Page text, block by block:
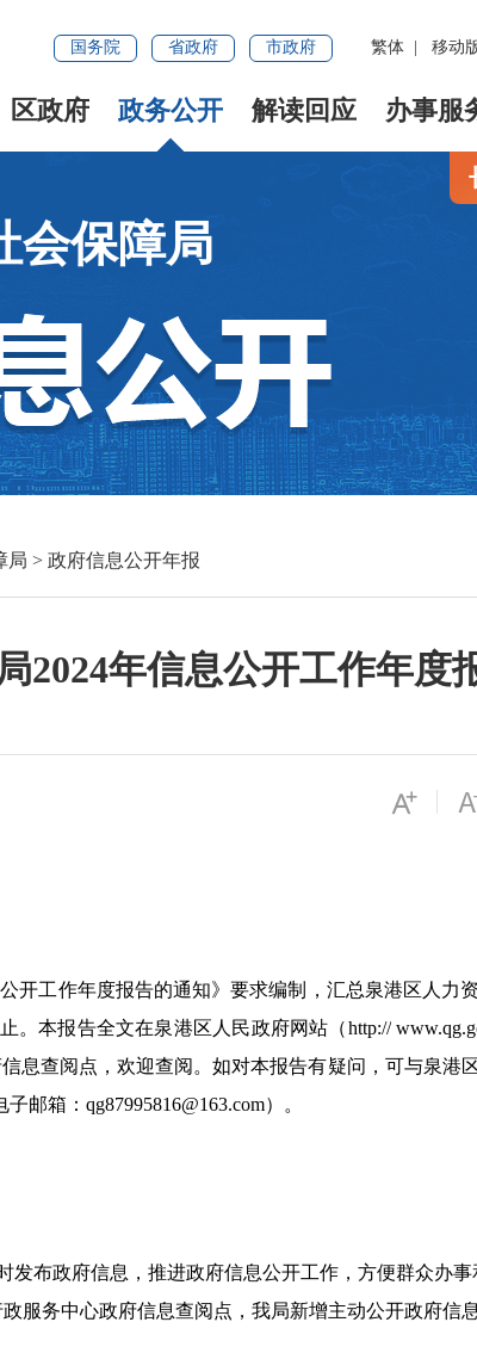
国务院 省政府 市政府 繁体 移动
区政府 政务公开 解读回应 办事服
会保障局
局 > 政府信息公开年报
2024年信息公开工作年度
开工作年度报告的通知》要求编制，汇总泉港区人力
。本报告全文在泉港区人民政府网站（http://
息查阅点，欢迎查阅。如对本报告有疑问，可与泉港
子邮箱： qg87995816@163.com）。
布政府信息，推进政府信息公开工作，方便群众办事
服务中心政府信息查阅点，我局新增主动公开政府信息